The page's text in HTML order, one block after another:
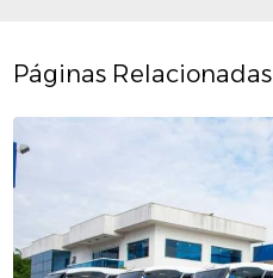
Páginas Relacionadas